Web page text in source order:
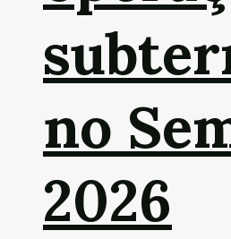
no
2026